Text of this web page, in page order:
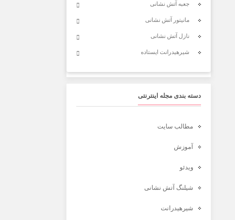
جعبه آتش نشانی
مانیتور آتش نشانی
نازل آتش نشانی
شیرهیدرانت ایستاده
دسته بندی مجله اینترنتی
مطالب سایت
آموزش
ویدئو
شیلنگ آتش نشانی
شیرهیدرانت